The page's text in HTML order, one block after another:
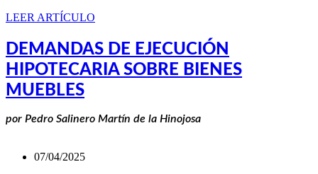
LEER ARTÍCULO
DEMANDAS DE EJECUCIÓN
HIPOTECARIA SOBRE BIENES
MUEBLES
por Pedro Salinero Martín de la Hinojosa
07/04/2025